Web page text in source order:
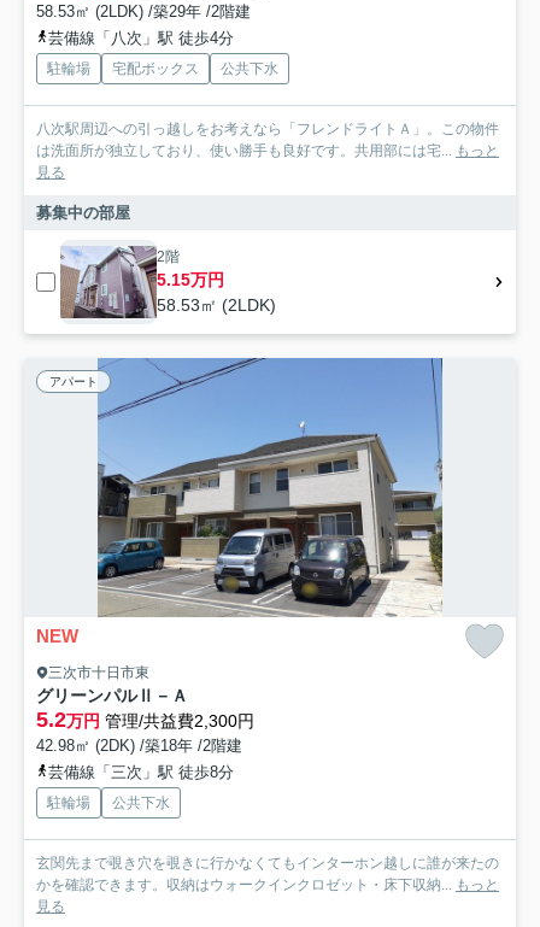
58.53㎡ (2LDK) /築29年 /2階建
芸備線「八次」駅 徒歩4分
駐輪場 宅配ボックス 公共下水
八次駅周辺への引っ越しをお考えなら「フレンドライトＡ」。この物件
は洗面所が独立しており、使い勝手も良好です。共用部には宅... もっと
見る
募集中の部屋
2階
5.15万円
58.53㎡ (2LDK)
アパート
NEW
三次市十日市東
グリーンパルⅡ－Ａ
5.2万円 管理/共益費2,300円
42.98㎡ (2DK) /築18年 /2階建
芸備線「三次」駅 徒歩8分
駐輪場 公共下水
玄関先まで覗き穴を覗きに行かなくてもインターホン越しに誰が来たの
かを確認できます。収納はウォークインクロゼット・床下収納... もっと
見る